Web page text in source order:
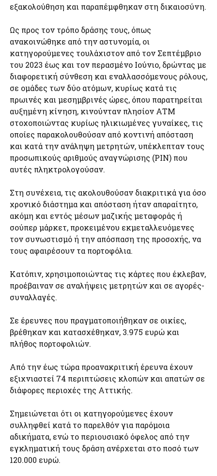
εξακολούθηση και παραπέμφθηκαν στη δικαιοσύνη.
Ως προς τον τρόπο δράσης τους, όπως
ανακοινώθηκε από την αστυνομία, οι
κατηγορούμενες τουλάχιστον από τον Σεπτέμβριο
του 2023 έως και τον περασμένο Ιούνιο, δρώντας με
διαφορετική σύνθεση και εναλλασσόμενους ρόλους,
σε ομάδες των δύο ατόμων, κυρίως κατά τις
πρωινές και μεσημβρινές ώρες, όπου παρατηρείται
αυξημένη κίνηση, κινούνταν πλησίον ΑΤΜ
στοχοποιώντας κυρίως ηλικιωμένες γυναίκες, τις
οποίες παρακολουθούσαν από κοντινή απόσταση
και κατά την ανάληψη μετρητών, υπέκλεπταν τους
προσωπικούς αριθμούς αναγνώρισης (PIN) που
αυτές πληκτρολογούσαν.
Στη συνέχεια, τις ακολουθούσαν διακριτικά για όσο
χρονικό διάστημα και απόσταση ήταν απαραίτητο,
ακόμη και εντός μέσων μαζικής μεταφοράς ή
σούπερ μάρκετ, προκειμένου εκμεταλλευόμενες
τον συνωστισμό ή την απόσπαση της προσοχής, να
τους αφαιρέσουν τα πορτοφόλια.
Κατόπιν, χρησιμοποιώντας τις κάρτες που έκλεβαν,
προέβαιναν σε αναλήψεις μετρητών και σε αγορές-
συναλλαγές.
Σε έρευνες που πραγματοποιήθηκαν σε οικίες,
βρέθηκαν και κατασχέθηκαν, 3.975 ευρώ και
πλήθος πορτοφολιών.
Από την έως τώρα προανακριτική έρευνα έχουν
εξιχνιαστεί 74 περιπτώσεις κλοπών και απατών σε
διάφορες περιοχές της Αττικής.
Σημειώνεται ότι οι κατηγορούμενες έχουν
συλληφθεί κατά το παρελθόν για παρόμοια
αδικήματα, ενώ το περιουσιακό όφελος από την
εγκληματική τους δράση ανέρχεται στο ποσό των
120.000 ευρώ.